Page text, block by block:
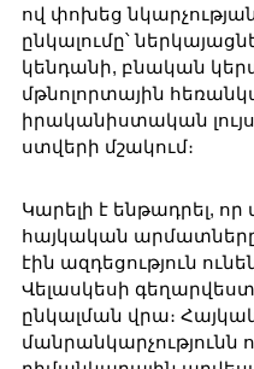
ով փոխեց
ընկալումը՝
կենդանի, բնական
մթնոլորտային
իրականիստական լույս
ստվերի մշակում։
Կարելի է ենթադրել, որ
հայկական
էին ազդեցություն
Վելասկեսի
ընկալման վրա։
մանրանկարչությունն